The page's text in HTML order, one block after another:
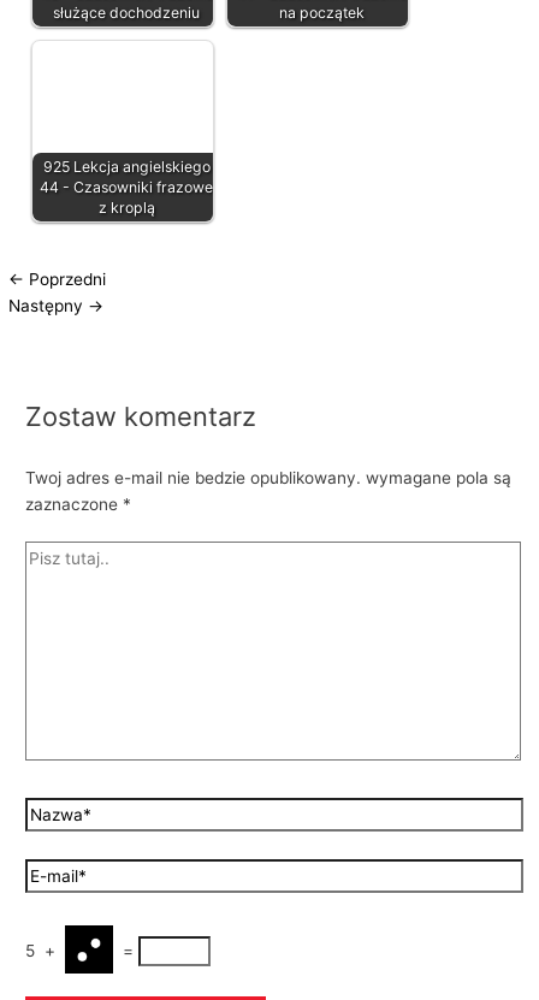
służące dochodzeniu
na początek
925 Lekcja angielskiego
44 - Czasowniki frazowe
z kroplą
← Poprzedni
Następny →
Zostaw komentarz
Twoj adres e-mail nie bedzie opublikowany. wymagane pola są
zaznaczone *
5 + =